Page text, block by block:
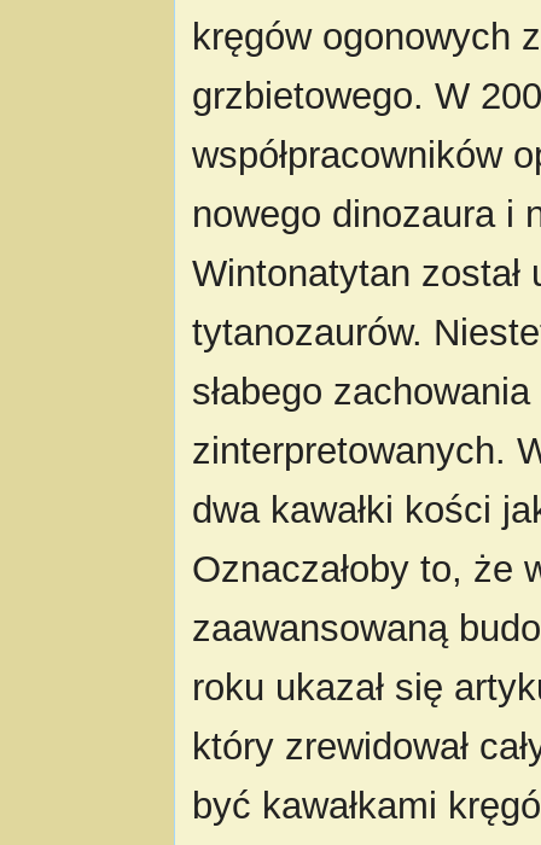
kręgów ogonowych
grzbietowego. W
współpracowników
nowego dinozaura i
Wintonatytan
tytanozaurów.
słabego
zinterpretowanych.
dwa kawałki kości
Oznaczałoby to, że
zaawansowaną
roku ukazał się
który zrewidował
być kawałkami